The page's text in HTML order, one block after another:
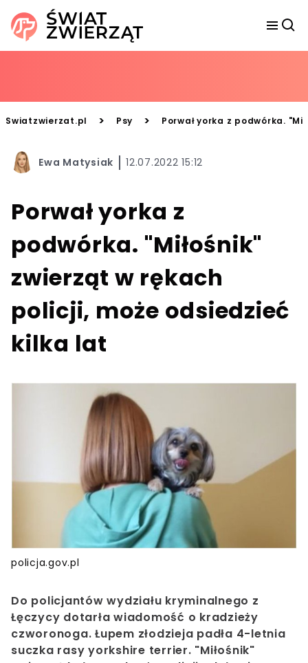
Swiatzwierzat.pl > Psy > Porwał yorka z podwórka.
Ewa Matysiak 12.07.2022 15:12
Porwał yorka z
podwórka. "Miłośnik"
zwierząt w rękach
policji, może odsiedzieć
kilka lat
policja.gov.pl
Do policjantów wydziału kryminalnego z
Łęczycy dotarła wiadomość o kradzieży
czworonoga. Łupem złodzieja padła 4-letnia
suczka rasy yorkshire terrier. "Miłośnik"